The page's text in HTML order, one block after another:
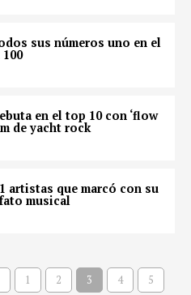
sus números uno en el
en el top 10 con ‘flow
de yacht rock
artistas que marcó con su
musical
1 2 3 4 5